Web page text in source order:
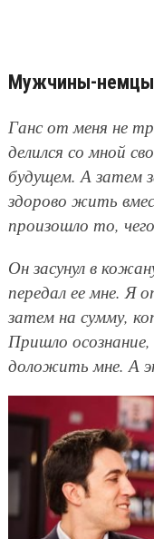
Мужчины-немцы
Ганс от меня не
делился со мной
будущем. А затем
здорово жить
произошло то,
Он засунул в
передал ее мне. Я
затем на сумму,
Пришло
доложить мне. А